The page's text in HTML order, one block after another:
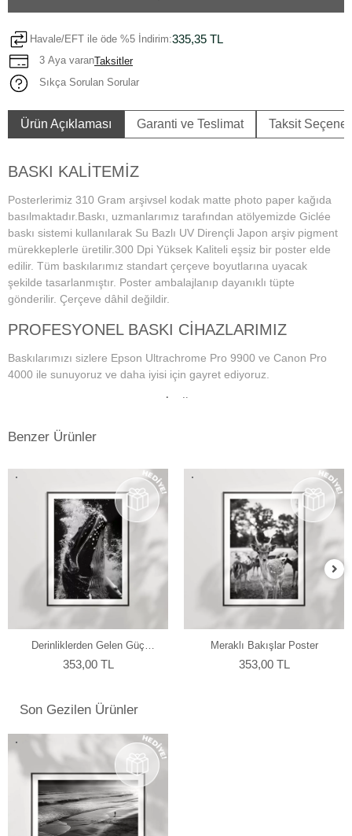
Havale/EFT ile öde %5 İndirim:335,35 TL
3 Aya varanTaksitler
Sıkça Sorulan Sorular
Ürün Açıklaması Garanti ve Teslimat Taksit
BASKI KALİTEMİZ
Posterlerimiz 310 Gram arşivsel kodak matte photo paper kağıda
basılmaktadır.Baskı, uzmanlarımız tarafından atölyemizde Giclée
baskı sistemi kullanılarak Su Bazlı UV Dirençli Japon arşiv pigment
mürekkeplerle üretilir.300 Dpi Yüksek Kaliteli eşsiz bir poster elde
edilir. Tüm baskılarımız standart çerçeve boyutlarına uyacak
şekilde tasarlanmıştır. Poster ambalajlanıp dayanıklı tüpte
gönderilir. Çerçeve dâhil değildir.
PROFESYONEL BASKI CİHAZLARIMIZ
Baskılarımızı sizlere Epson Ultrachrome Pro 9900 ve Canon Pro
4000 ile sunuyoruz ve daha iyisi için gayret ediyoruz.
istenilen baskı sonuçların alınmasında en önemli konu, ekran renk
kalibrasyonunun tam ve doğru bir şekilde yapılmış olmasına
bağlıdır. Bu da profesyonel monitör kullanımını gerektirmektedir.
Kullanmış olduğumuz Eizo monitörlerde düzenli aralıklarla renk
kalibrasyonu yapılmakta ve ekrandaki fotoğraf renkleri baskıda en
doğru şekilde çıkmaktadır. Ayrıca kullandığımız tüm kağıtlarımız için
en hassas ve eşsiz renk profillerini atölyemizde kendimiz
yapmaktayız.
Benzer Ürünler
Derinliklerden Gelen Güç
Poster
353,00 TL
Meraklı Bakışlar Poster
353,00 TL
Son Gezilen Ürünler